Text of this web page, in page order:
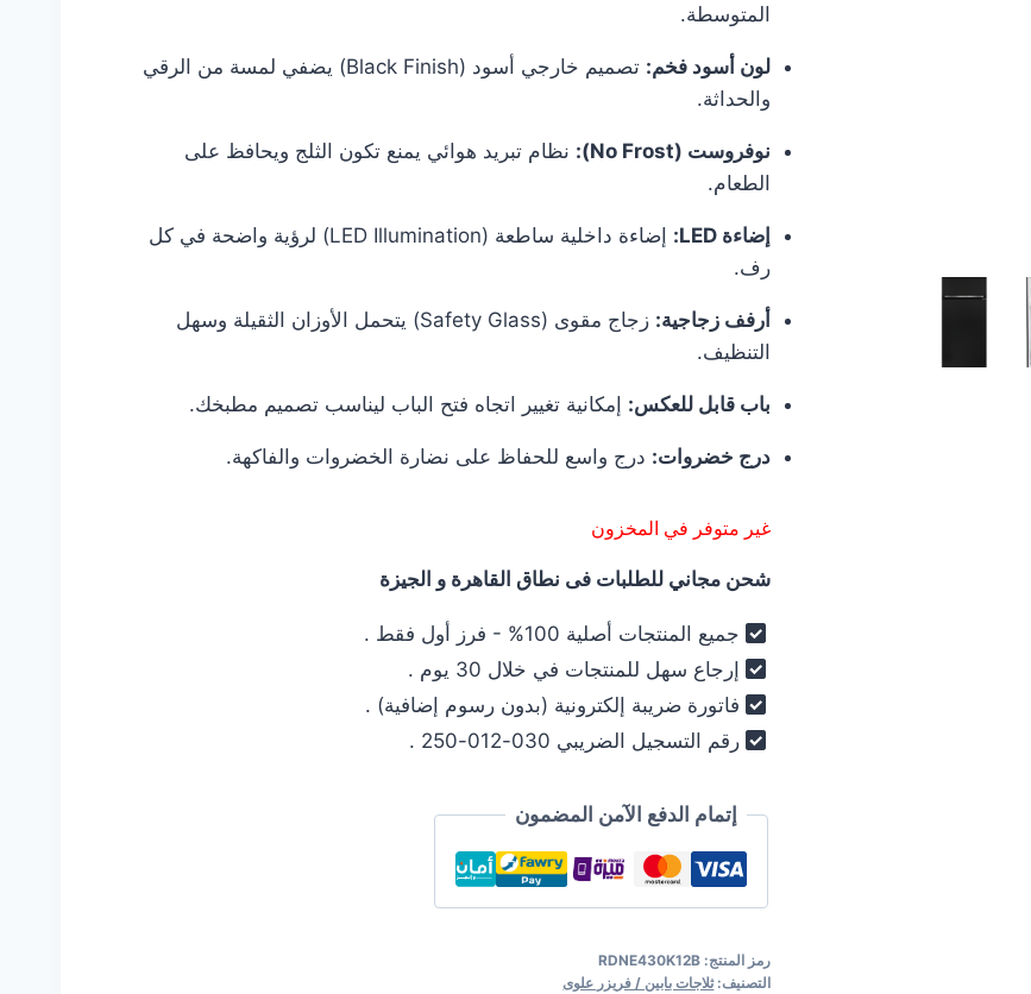
المتوسطة.
لون أسود فخم:
تصميم خارجي أسود (Black Finish) يضفي لمسة من الرقي
والحداثة.
نوفروست (No Frost):
نظام تبريد هوائي يمنع تكون الثلج ويحافظ على
الطعام.
إضاءة LED:
إضاءة داخلية ساطعة (LED Illumination) لرؤية واضحة في كل
رف.
أرفف زجاجية:
زجاج مقوى (Safety Glass) يتحمل الأوزان الثقيلة وسهل
التنظيف.
باب قابل للعكس: إمكانية تغيير اتجاه فتح الباب ليناسب تصميم مطبخك.
درج خضروات: درج واسع للحفاظ على نضارة الخضروات والفاكهة.
غير متوفر في المخزون
شحن مجاني للطلبات فى نطاق القاهرة و الجيزة
جميع المنتجات أصلية 100% - فرز أول فقط .
إرجاع سهل للمنتجات في خلال 30 يوم .
فاتورة ضريبة إلكترونية (بدون رسوم إضافية) .
رقم التسجيل الضريبي 030-012-250 .
إتمام الدفع الآمن المضمون
رمز المنتج: RDNE430K12B
التصنيف:ثلاجات بابين / فريزر علوى